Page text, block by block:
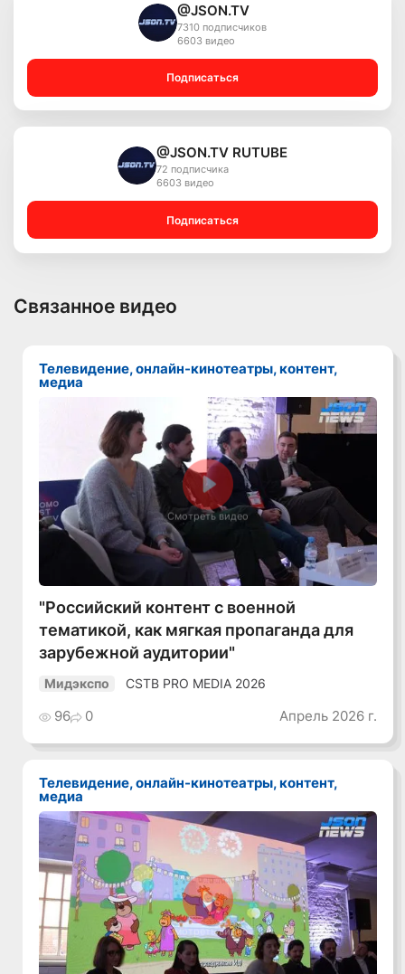
@JSON.TV
7310 подписчиков
6603 видео
Подписаться
@JSON.TV RUTUBE
72 подписчика
6603 видео
Подписаться
Связанное видео
Телевидение, онлайн-кинотеатры, контент,
медиа
Смотреть видео
"Российский контент с военной
тематикой, как мягкая пропаганда для
зарубежной аудитории"
Мидэкспо CSTB PRO MEDIA 2026
96 0 Апрель 2026 г.
Телевидение, онлайн-кинотеатры, контент,
медиа
Смотреть видео